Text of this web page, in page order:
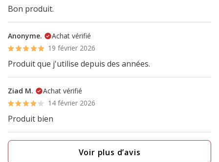
Bon produit.
Anonyme.
Achat vérifié
19 février 2026
Produit que j'utilise depuis des années.
Ziad M.
Achat vérifié
14 février 2026
Produit bien
Voir plus d’avis